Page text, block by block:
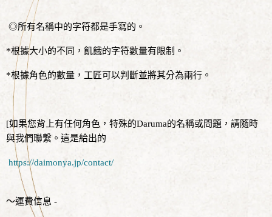
◎所有名稱中的字符都是手寫的。
*根據大小的不同，飢餓的字符數量有限制。
*根據角色的數量，工匠可以判斷並將其分為兩行。
[如果您背上有任何角色，特殊的Daruma的名稱或問題，請隨時
與我們聯繫。這是給出的
https://daimonya.jp/contact/
〜運費信息 -